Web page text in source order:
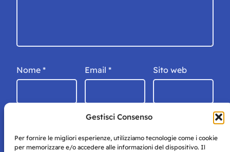
Gestisci Consenso
Per fornire le migliori esperienze, utilizziamo tecnologie come i cookie
per memorizzare e/o accedere alle informazioni del dispositivo. Il
Nome * Email * Sito web